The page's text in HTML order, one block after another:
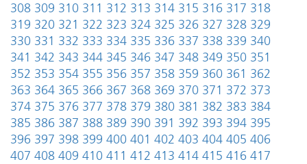
308 309 310 311 312 313 314 315 316 317 318
319 320 321 322 323 324 325 326 327 328 329
330 331 332 333 334 335 336 337 338 339 340
341 342 343 344 345 346 347 348 349 350 351
352 353 354 355 356 357 358 359 360 361 362
363 364 365 366 367 368 369 370 371 372 373
374 375 376 377 378 379 380 381 382 383 384
385 386 387 388 389 390 391 392 393 394 395
396 397 398 399 400 401 402 403 404 405 406
407 408 409 410 411 412 413 414 415 416 417